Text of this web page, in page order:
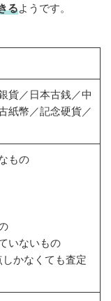
るようです。
貨／日本古銭／中
紙幣／記念硬貨／
もの
いないもの
しかなくても査定